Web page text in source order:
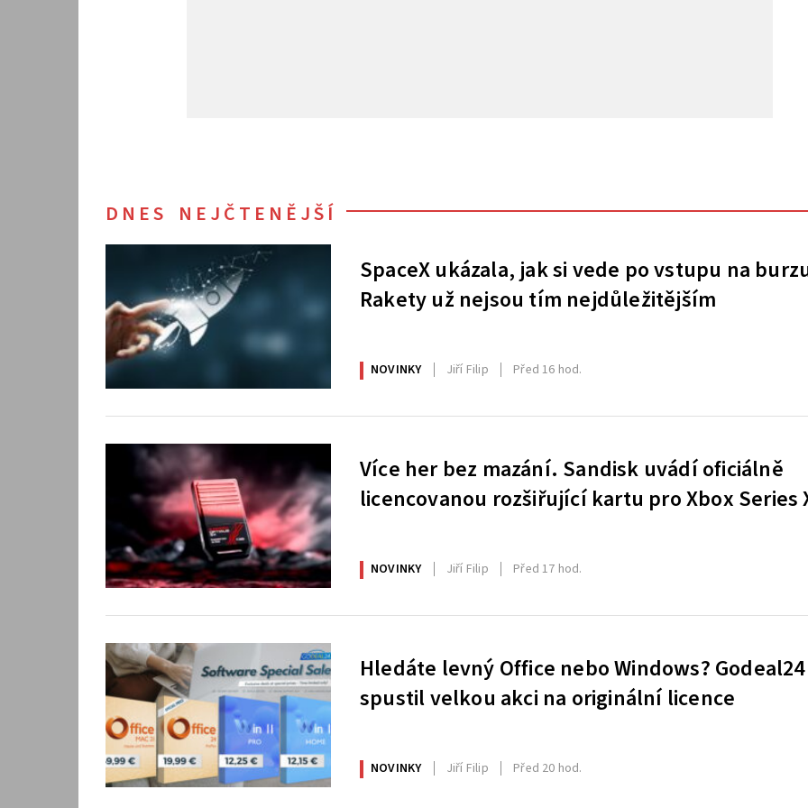
DNES NEJČTENĚJŠÍ
SpaceX ukázala, jak si vede po vstupu na
Rakety už nejsou tím nejdůležitějším
NOVINKY Jiří Filip Před 16 hod.
Více her bez mazání. Sandisk uvádí oficiálně
licencovanou rozšiřující kartu pro Xbox Series
NOVINKY Jiří Filip Před 17 hod.
Hledáte levný Office nebo Windows? Godeal24
spustil velkou akci na originální licence
NOVINKY Jiří Filip Před 20 hod.